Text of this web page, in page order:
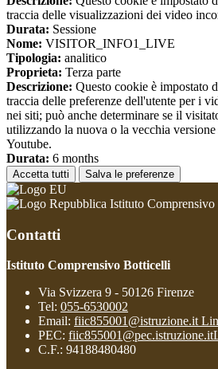
traccia delle visualizzazioni dei video
Durata: Sessione
Nome: VISITOR_INFO1_LIVE
Tipologia: analitico
Proprieta: Terza parte
Descrizione: Questo cookie è impostato
traccia delle preferenze dell'utente per i
nei siti; può anche determinare se il
utilizzando la nuova o la vecchia
Youtube.
Durata: 6 months
Accetta tutti Salva le preferenze
Istituto
Contatti
Istituto Comprensivo Botticelli
Via Svizzera 9 - 50126 Firenze
Tel: 055-6530002
Email: fiic855001@istruzione.it
PEC: fiic855001@pec.istruzione.it
C.F.: 94188480480